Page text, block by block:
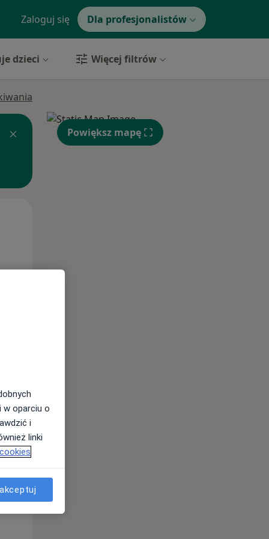
Zaloguj się Dla profesjonalistów
dzieci Więcej filtrów
Pon,
10 Sie
Powiększ mapę
w oparciu o
i
linki